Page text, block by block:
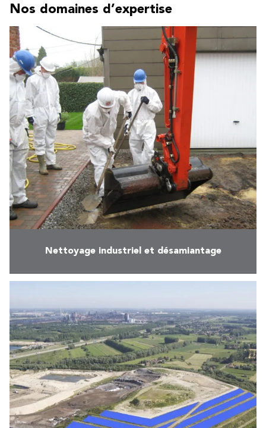
Nos domaines d’expertise
Nettoyage industriel et désamiantage